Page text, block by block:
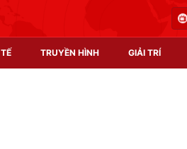
TRUYỀN HÌNH GIẢI TRÍ